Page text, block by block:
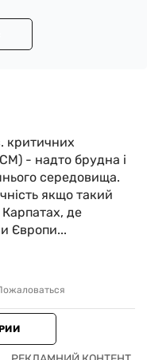
критичних
- надто брудна і
середовища.
якщо такий
Карпатах, де
Європи...